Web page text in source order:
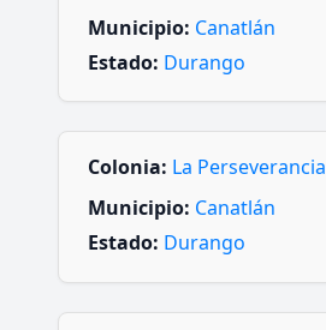
Municipio: Canatlán
Estado: Durango
Colonia: La Perseverancia
Municipio: Canatlán
Estado: Durango